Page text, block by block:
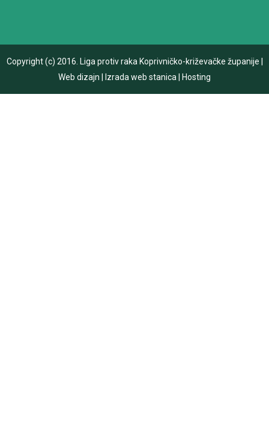
Copyright (c) 2016. Liga protiv raka Koprivničko-križevačke županije
Web dizajn
Izrada web stanica Hosting